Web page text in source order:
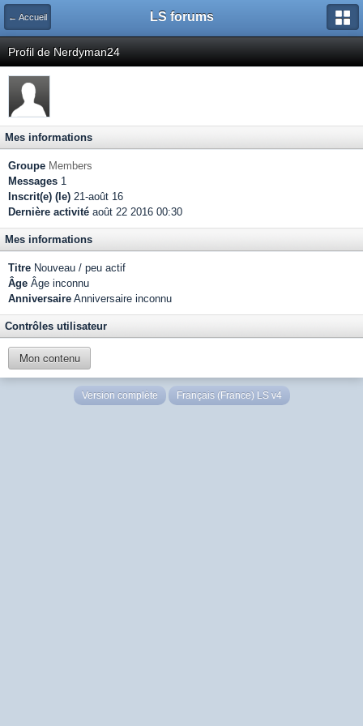
← Accueil LS forums
Profil de Nerdyman24
Mes informations
Groupe Members
Messages 1
Inscrit(e) (le) 21-août 16
Dernière activité août 22 2016 00:30
Mes informations
Titre Nouveau / peu actif
Âge Âge inconnu
Anniversaire Anniversaire inconnu
Contrôles utilisateur
Mon contenu
Version complète Français (France) LS v4